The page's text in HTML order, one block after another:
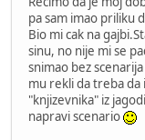
pa sam imao priliku
Bio mi cak na
sinu, no nije mi se
snimao bez
mu rekli da treba da
"knjizevnika" iz
napravi scenario